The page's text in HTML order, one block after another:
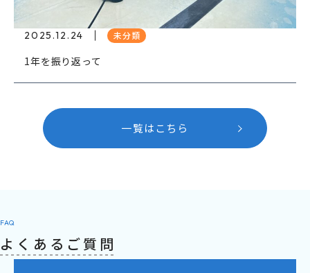
2025.12.24 未分類
1年を振り返って
一覧はこちら
FAQ
よくあるご質問